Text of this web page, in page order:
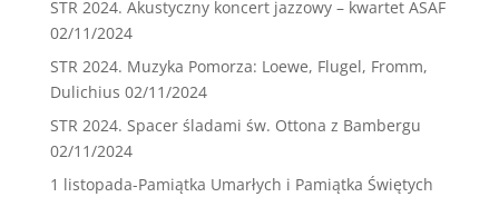
STR 2024. Akustyczny koncert jazzowy – kwartet ASAF
02/11/2024
STR 2024. Muzyka Pomorza: Loewe, Flugel, Fromm,
Dulichius 02/11/2024
STR 2024. Spacer śladami św. Ottona z Bambergu
02/11/2024
1 listopada-Pamiątka Umarłych i Pamiątka Świętych